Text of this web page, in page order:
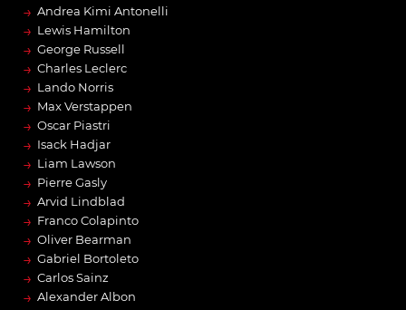
→ Andrea Kimi Antonelli
→ Lewis Hamilton
→ George Russell
→ Charles Leclerc
→ Lando Norris
→ Max Verstappen
→ Oscar Piastri
→ Isack Hadjar
→ Liam Lawson
→ Pierre Gasly
→ Arvid Lindblad
→ Franco Colapinto
→ Oliver Bearman
→ Gabriel Bortoleto
→ Carlos Sainz
→ Alexander Albon